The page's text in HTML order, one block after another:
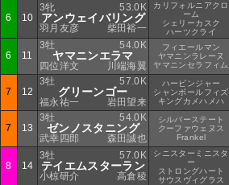
6 10
53.0K
3牝
アンウェイバリング
羽月友彦 柴田裕一
カリフォルニアクロ
ーム
シェリーカスク
ハーツクライ
6 11
54.0K
3牡
ヤマニンエラマ
四位洋文 川端海翼
フィエールマン
ヤマニンラレーヌ
ヤマニンセラフィム
7 12
57.0K
3牡
グリーンゴー
福永祐一 岩田望来
ハービンジャー
シャンボールフィズ
キングカメハメハ
7 13
54.0K
3牡
ゼンノスタニング
武幸四郎 森田誠也
シルバーステート
クーファウェヌス
Frankel
8 14
57.0K
3牡
テイエムスターラン
小椋研介 高倉稜
シニスターミニスタ
ー
ストロングハート
サウスヴィグラス